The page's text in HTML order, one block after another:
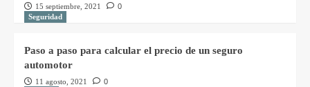
15 septiembre, 2021
0
Seguridad
Paso a paso para calcular el precio de un seguro
automotor
11 agosto, 2021 0